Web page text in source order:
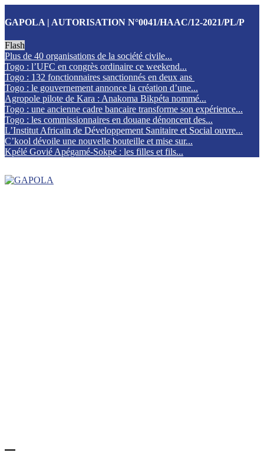
GAPOLA | AUTORISATION N°0041/HAAC/12-2021/PL/P
Flash
Plus de 40 organisations de la société civile...
Togo : l’UFC en congrès ordinaire ce weekend...
Togo : 132 fonctionnaires sanctionnés en deux ans
Togo : le gouvernement annonce la création d’une...
Agropole pilote de Kara : Anakoma Bikpéta nommé...
Togo : une ancienne cadre bancaire transforme son expérience...
Togo : les commissionnaires en douane dénoncent des...
L’Institut Africain de Développement Sanitaire et Social ouvre...
C’kool dévoile une nouvelle bouteille et mise sur...
Kpélé Govié Apégamé-Sokpé : les filles et fils...